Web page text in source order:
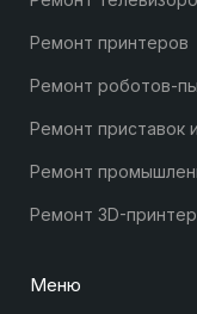
Ремонт принтеров
Ремонт роботов-
Ремонт приставок
Ремонт
Ремонт 3D-
Меню